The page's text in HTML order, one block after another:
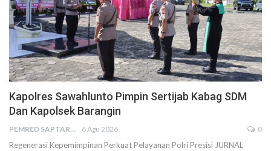
Kapolres Sawahlunto Pimpin Sertijab Kabag SDM
Dan Kapolsek Barangin
PEMRED SAPTARIUS 6 Agu 2026 0
Regenerasi Kepemimpinan Perkuat Pelayanan Polri Presisi JURNAL